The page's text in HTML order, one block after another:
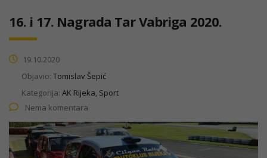
16. i 17. Nagrada Tar Vabriga 2020.
19.10.2020
Objavio: Tomislav Šepić
Kategorija: AK Rijeka, Sport
Nema komentara